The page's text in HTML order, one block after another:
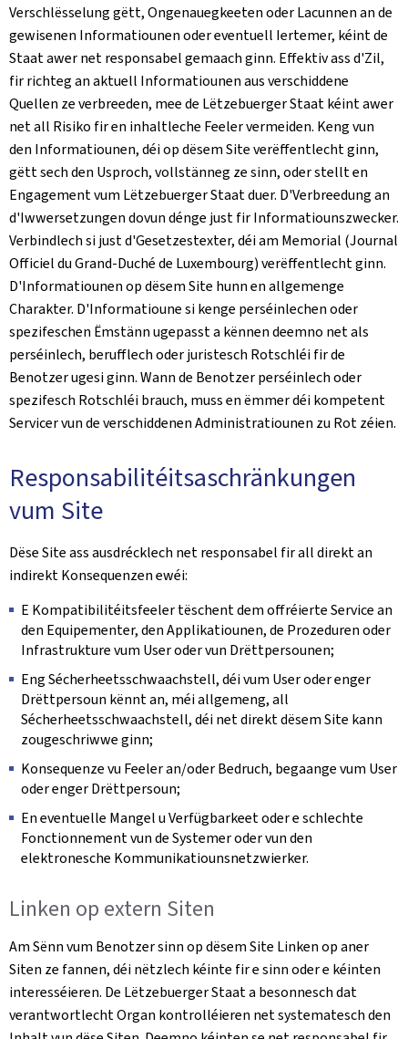
Verschlësselung gëtt, Ongenauegkeeten oder Lacunnen an de
gewisenen Informatiounen oder eventuell Iertemer, kéint de
Staat awer net responsabel gemaach ginn. Effektiv ass d'Zil,
fir richteg an aktuell Informatiounen aus verschiddene
Quellen ze verbreeden, mee de Lëtzebuerger Staat kéint awer
net all Risiko fir en inhaltleche Feeler vermeiden. Keng vun
den Informatiounen, déi op dësem Site verëffentlecht ginn,
gëtt sech den Usproch, vollstänneg ze sinn, oder stellt en
Engagement vum Lëtzebuerger Staat duer. D'Verbreedung an
d'Iwwersetzungen dovun dénge just fir Informatiounszwecker.
Verbindlech si just d'Gesetzestexter, déi am Memorial (Journal
Officiel du Grand-Duché de Luxembourg) verëffentlecht ginn.
D'Informatiounen op dësem Site hunn en allgemenge
Charakter. D'Informatioune si kenge perséinlechen oder
spezifeschen Ëmstänn ugepasst a kënnen deemno net als
perséinlech, berufflech oder juristesch Rotschléi fir de
Benotzer ugesi ginn. Wann de Benotzer perséinlech oder
spezifesch Rotschléi brauch, muss en ëmmer déi kompetent
Servicer vun de verschiddenen Administratiounen zu Rot zéien.
Responsabilitéitsaschränkungen
vum Site
Dëse Site ass ausdrécklech net responsabel fir all direkt an
indirekt Konsequenzen ewéi:
E Kompatibilitéitsfeeler tëschent dem offréierte Service an
den Equipementer, den Applikatiounen, de Prozeduren oder
Infrastrukture vum User oder vun Drëttpersounen;
Eng Sécherheetsschwaachstell, déi vum User oder enger
Drëttpersoun kënnt an, méi allgemeng, all
Sécherheetsschwaachstell, déi net direkt dësem Site kann
zougeschriwwe ginn;
Konsequenze vu Feeler an/oder Bedruch, begaange vum User
oder enger Drëttpersoun;
En eventuelle Mangel u Verfügbarkeet oder e schlechte
Fonctionnement vun de Systemer oder vun den
elektronesche Kommunikatiounsnetzwierker.
Linken op extern Siten
Am Sënn vum Benotzer sinn op dësem Site Linken op aner
Siten ze fannen, déi nëtzlech kéinte fir e sinn oder e kéinten
interesséieren. De Lëtzebuerger Staat a besonnesch dat
verantwortlecht Organ kontrolléieren net systematesch den